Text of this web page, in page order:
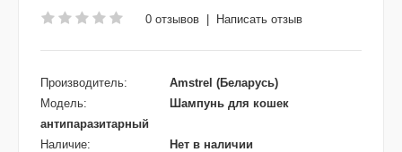
0 отзывов Написать отзыв
Производитель:
Amstrel (Беларусь)
Модель:
Шампунь для кошек
антипаразитарный
Наличие:
Нет в наличии